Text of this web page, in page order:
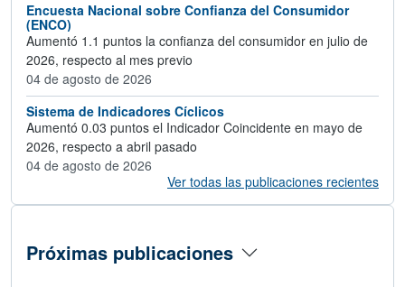
Encuesta Nacional sobre Confianza del Consumidor
(ENCO)
Aumentó 1.1 puntos la confianza del consumidor en julio de
2026, respecto al mes previo
04 de agosto de 2026
Sistema de Indicadores Cíclicos
Aumentó 0.03 puntos el Indicador Coincidente en mayo de
2026, respecto a abril pasado
04 de agosto de 2026
Ver todas las publicaciones recientes
Próximas publicaciones